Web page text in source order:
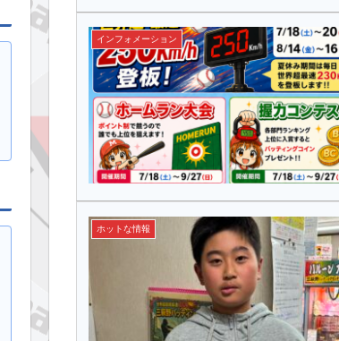
インフォメーション
ホットな情報